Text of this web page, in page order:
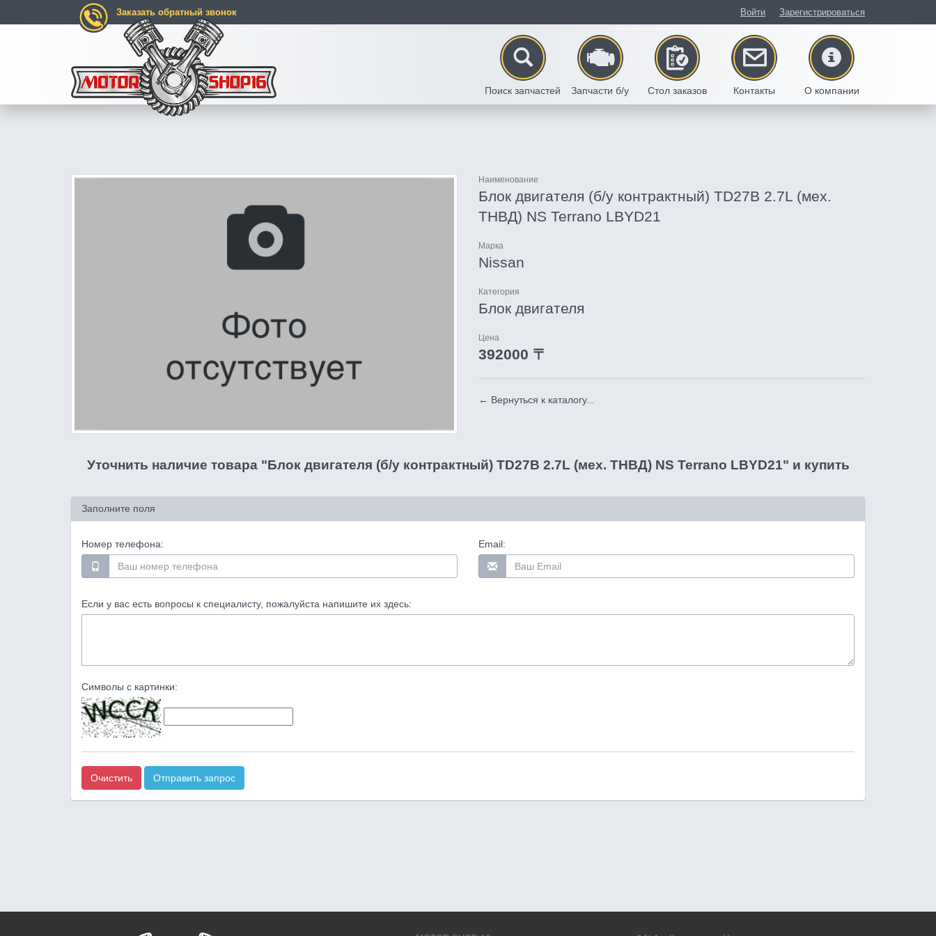
Заказать обратный звонок Войти Зарегистрироваться
Поиск запчастей Запчасти б/у Стол заказов Контакты О компании
Наименование
Блок двигателя (б/у контрактный) TD27B 2.7L (мех.
ТНВД) NS Terrano LBYD21
Марка
Nissan
Категория
Блок двигателя
Цена
392000 〒
← Вернуться к каталогу...
Уточнить наличие товара "Блок двигателя (б/у контрактный) TD27B 2.7L (мех. ТНВД) NS Terrano LBYD21" и купить
Заполните поля
Номер телефона: Email:
Если у вас есть вопросы к специалисту, пожалуйста напишите их здесь:
Символы с картинки:
Очистить Отправить запрос